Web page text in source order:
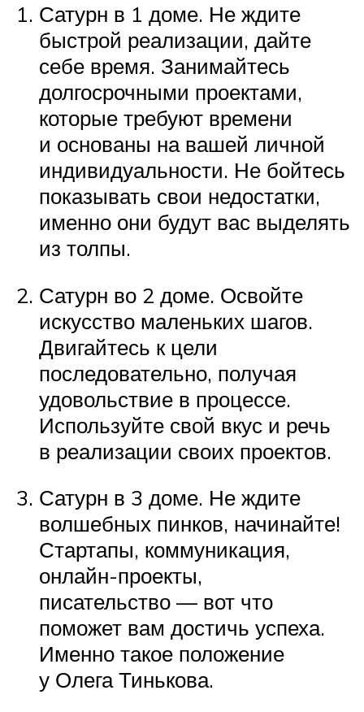
Сатурн в 1 доме. Не ждите
быстрой реализации, дайте
себе время. Занимайтесь
долгосрочными проектами,
которые требуют времени
и основаны на вашей личной
индивидуальности. Не бойтесь
показывать свои недостатки,
именно они будут вас выделять
из толпы.
Сатурн во 2 доме. Освойте
искусство маленьких шагов.
Двигайтесь к цели
последовательно, получая
удовольствие в процессе.
Используйте свой вкус и речь
в реализации своих проектов.
Сатурн в 3 доме. Не ждите
волшебных пинков, начинайте!
Стартапы, коммуникация,
онлайн-проекты,
писательство — вот что
поможет вам достичь успеха.
Именно такое положение
у Олега Тинькова.